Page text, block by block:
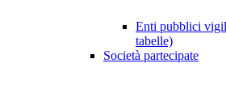
Enti pubblici
tabelle)
Società partecipate